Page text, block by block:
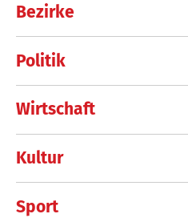
Bezirke
Politik
Wirtschaft
Kultur
Sport